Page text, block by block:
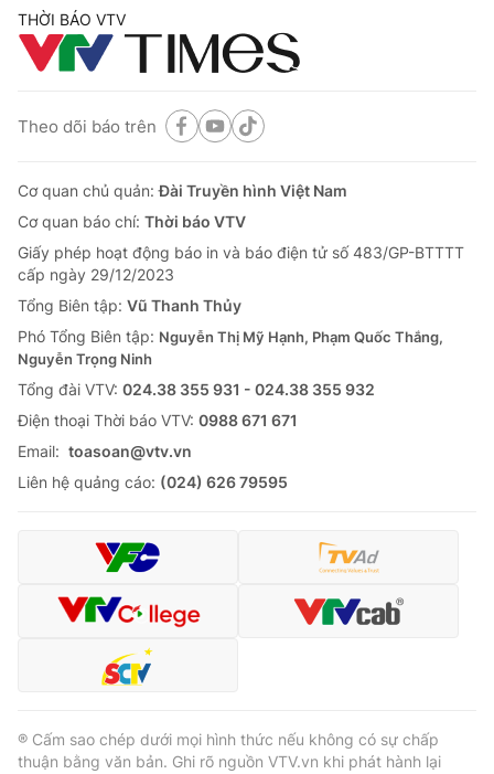
THỜI BÁO VTV
Theo dõi báo trên
Cơ quan chủ quản:Đài Truyền hình Việt Nam
Cơ quan báo chí: Thời báo VTV
Giấy phép hoạt động báo in và báo điện tử số 483/GP-BTTTT
cấp ngày 29/12/2023
Tổng Biên tập: Vũ Thanh Thủy
Phó Tổng Biên tập: Nguyễn Thị Mỹ Hạnh, Phạm Quốc Thắng,
Nguyễn Trọng Ninh
Tổng đài VTV: 024.38 355 931 - 024.38 355 932
Ðiện thoại Thời báo VTV: 0988 671 671
Email: toasoan@vtv.vn
Liên hệ quảng cáo: (024) 626 79595
® Cấm sao chép dưới mọi hình thức nếu không có sự chấp
thuận bằng văn bản. Ghi rõ nguồn VTV.vn khi phát hành lại